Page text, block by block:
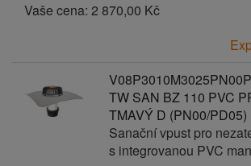
Vaše cena: 2 870,00 Kč
TW SAN BZ 110 PVC
TMAVÝ D (PN00/PD05)
Sanační vpust pro
s integrovanou PVC